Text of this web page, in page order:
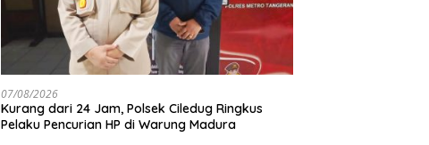
07/08/2026
Kurang dari 24 Jam, Polsek Ciledug Ringkus
Pelaku Pencurian HP di Warung Madura